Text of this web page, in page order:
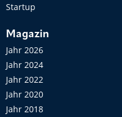
Startup
Magazin
Jahr 2026
Jahr 2024
Jahr 2022
Jahr 2020
Jahr 2018